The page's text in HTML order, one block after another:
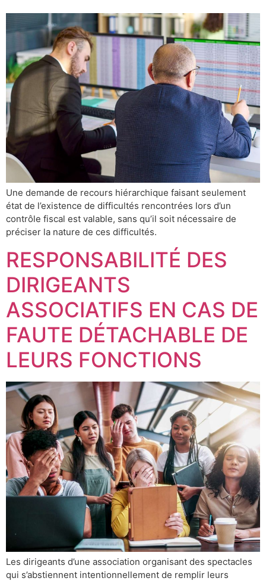
Une demande de recours hiérarchique faisant seulement
état de l’existence de difficultés rencontrées lors d’un
contrôle fiscal est valable, sans qu’il soit nécessaire de
préciser la nature de ces difficultés.
RESPONSABILITÉ DES
DIRIGEANTS
ASSOCIATIFS EN CAS DE
FAUTE DÉTACHABLE DE
LEURS FONCTIONS
Les dirigeants d’une association organisant des spectacles
qui s’abstiennent intentionnellement de remplir leurs